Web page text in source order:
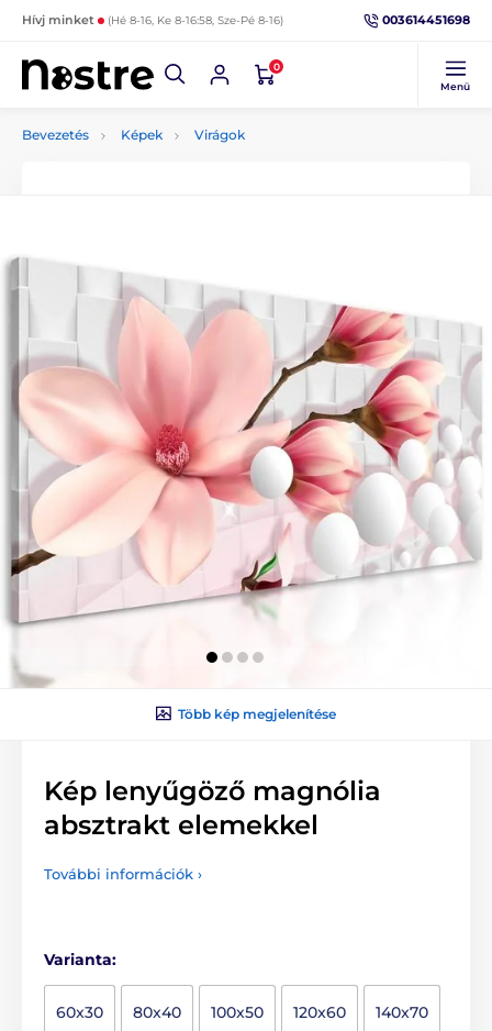
Hívj minket (Hé 8-16, Ke 8-16:58, Sze-Pé 8-16) 003614451698
0
Menü
Bevezetés Képek Virágok
Több kép megjelenítése
Kép lenyűgöző magnólia
absztrakt elemekkel
További információk ›
Varianta:
60x30 80x40 100x50 120x60 140x70